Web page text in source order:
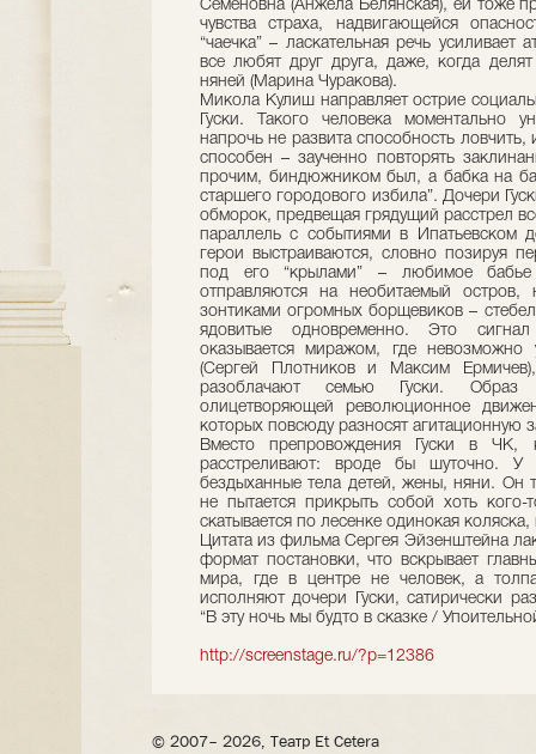
Семеновна (Анжела Белянская), ей тоже
чувства страха, надвигающейся
“чаечка” – ласкательная речь усиливает
все любят друг друга, даже, когда
няней (Марина Чуракова).
Микола Кулиш направляет острие
Гуски. Такого человека моментально
напрочь не развита способность ловчить,
способен – заученно повторять
прочим, биндюжником был, а бабка на
старшего городового избила”. Дочери
обморок, предвещая грядущий расстрел
параллель с событиями в Ипатьевском
герои выстраиваются, словно позируя
под его “крылами” – любимое бабье
отправляются на необитаемый
зонтиками огромных борщевиков –
ядовитые одновременно. Это
оказывается миражом, где невозможно
(Сергей Плотников и Максим
разоблачают семью Гуски. Образ
олицетворяющей революционное
которых повсюду разносят агитационную
Вместо препровождения Гуски в
расстреливают: вроде бы шуточно. У
бездыханные тела детей, жены, няни. Он
не пытается прикрыть собой хоть
скатывается по лесенке одинокая
Цитата из фильма Сергея Эйзенштейна
формат постановки, что вскрывает
мира, где в центре не человек, а
исполняют дочери Гуски, сатирически
“В эту ночь мы будто в сказке /
http://screenstage.ru/?p=12386
© 2007– 2026, Театр Et Cetera